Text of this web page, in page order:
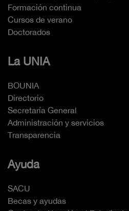
Formación continua
Cursos de verano
Doctorados
La UNIA
BOUNIA
Directorio
Secretaría General
Administración y servicios
Transparencia
Ayuda
SACU
Becas y ayudas